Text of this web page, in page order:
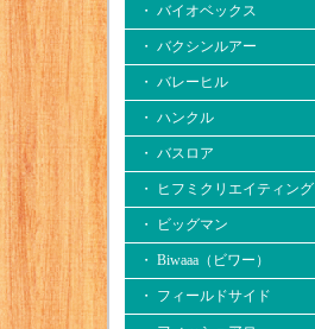
・ バイオベックス
・ バクシンルアー
・ バレーヒル
・ ハンクル
・ バスロア
・ ヒフミクリエイティング
・ ビッグマン
・ Biwaaa（ビワー）
・ フィールドサイド